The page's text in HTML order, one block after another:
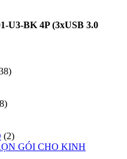
U3-BK 4P (3xUSB 3.0
(2)
GÓI CHO KINH